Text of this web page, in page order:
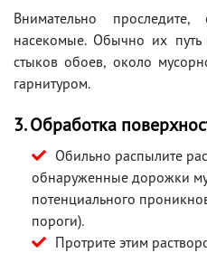
Внимательно
насекомые. Обычно их путь
стыков обоев, около
гарнитуром.
3. Обработка
Обильно распылите
обнаруженные дорожки
потенциального
пороги).
Протрите этим